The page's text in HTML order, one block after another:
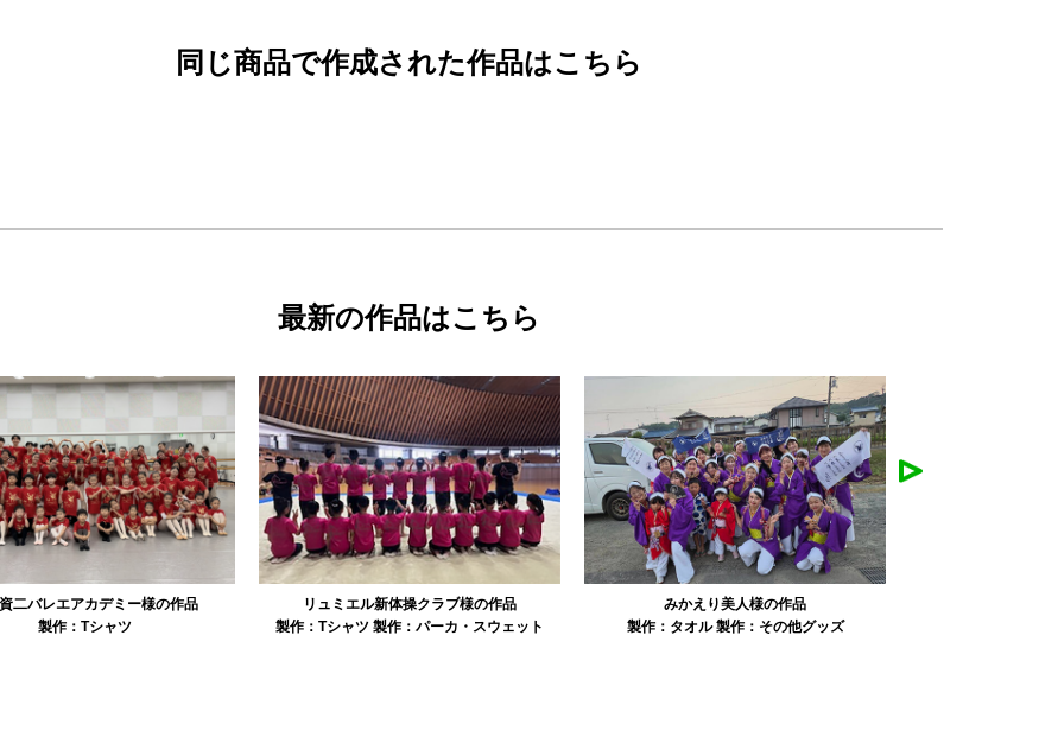
同じ商品で作成された作品はこちら
最新の作品はこちら
二バレエアカデミー様の作品
製作： Tシャツ
リュミエル新体操クラブ様の作品
製作： Tシャツ 製作： パーカ・スウェット
みかえり美人様の作品
製作： タオル製作： その他グッズ